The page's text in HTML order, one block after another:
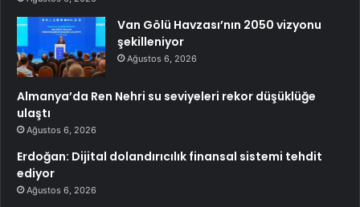
Van Gölü Havzası’nın 2050 vizyonu
şekilleniyor
Ağustos 6, 2026
Almanya’da Ren Nehri su seviyeleri rekor düşüklüğe
ulaştı
Ağustos 6, 2026
Erdoğan: Dijital dolandırıcılık finansal sistemi tehdit
ediyor
Ağustos 6, 2026